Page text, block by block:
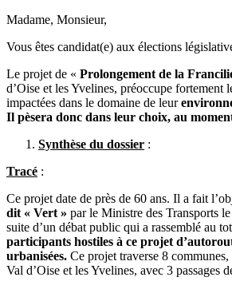
Madame, Monsieur,
Vous êtes candidat(e) aux élections
Le projet de « Prolongement de la
d’Oise et les Yvelines, préoccupe fortement
impactées dans le domaine de leur
Il pèsera donc dans leur choix, au
Synthèse du dossier :
Tracé :
Ce projet date de près de 60 ans. Il a fait
dit « Vert » par le Ministre des Transports le
suite d’un débat public qui a rassemblé au
participants hostiles à ce projet
urbanisées. Ce projet traverse 8
Val d’Oise et les Yvelines, avec 3 passages